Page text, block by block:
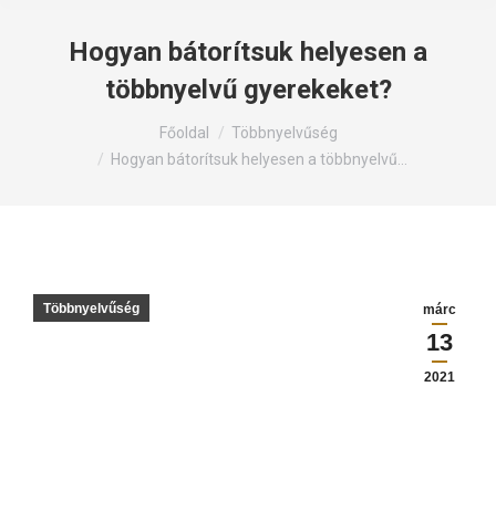
Hogyan bátorítsuk helyesen a
többnyelvű gyerekeket?
Főoldal
Többnyelvűség
Hogyan bátorítsuk helyesen a többnyelvű…
márc
13
2021
Többnyelvűség